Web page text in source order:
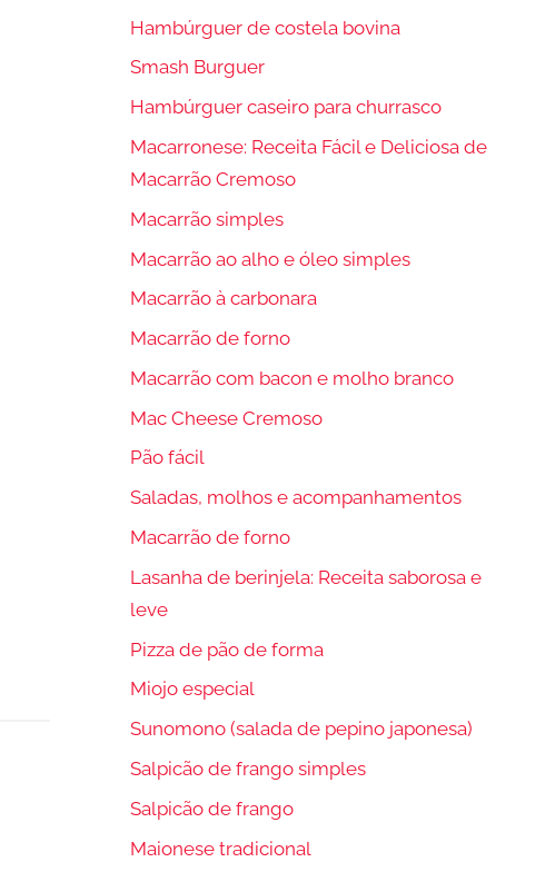
Hambúrguer de costela bovina
Smash Burguer
Hambúrguer caseiro para churrasco
Macarronese: Receita Fácil e Deliciosa de
Macarrão Cremoso
Macarrão simples
Macarrão ao alho e óleo simples
Macarrão à carbonara
Macarrão de forno
Macarrão com bacon e molho branco
Mac Cheese Cremoso
Pão fácil
Saladas, molhos e acompanhamentos
Macarrão de forno
Lasanha de berinjela: Receita saborosa e
leve
Pizza de pão de forma
Miojo especial
Sunomono (salada de pepino japonesa)
Salpicão de frango simples
Salpicão de frango
Maionese tradicional